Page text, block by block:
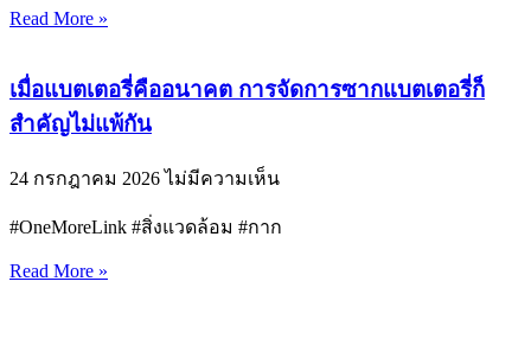
Read More »
เมื่อแบตเตอรี่คืออนาคต การจัดการซากแบตเตอรี่ก็
สำคัญไม่แพ้กัน
24 กรกฎาคม 2026ไม่มีความเห็น
#OneMoreLink #สิ่งแวดล้อม #กาก
Read More »